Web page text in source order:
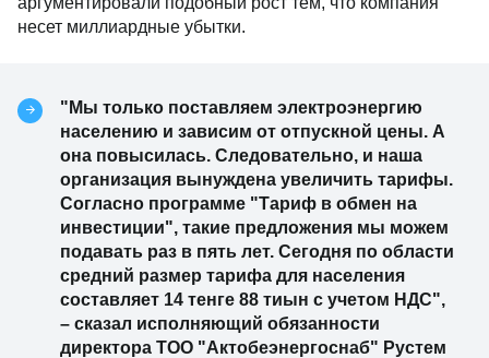
несет миллиардные убытки.
"Мы только поставляем электроэнергию
населению и зависим от отпускной цены. А
она повысилась. Следовательно, и наша
организация вынуждена увеличить тарифы.
Согласно программе "Тариф в обмен на
инвестиции", такие предложения мы можем
подавать раз в пять лет. Сегодня по области
средний размер тарифа для населения
составляет 14 тенге 88 тиын с учетом НДС",
– сказал исполняющий обязанности
директора ТОО "Актобеэнергоснаб" Рустем